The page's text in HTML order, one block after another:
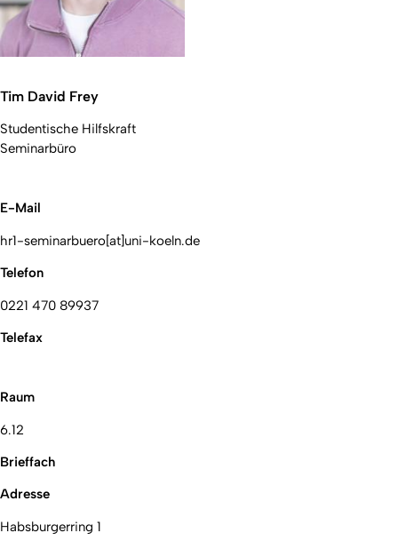
Tim David Frey
Studentische Hilfskraft
Seminarbüro
E-Mail
hr1-seminarbuero[at]uni-koeln.de
Telefon
0221 470 89937
Telefax
Raum
6.12
Brieffach
Adresse
Habsburgerring 1